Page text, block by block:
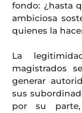
fondo: ¿hasta
ambiciosa
quienes la
La
magistrados
generar
sus
por su